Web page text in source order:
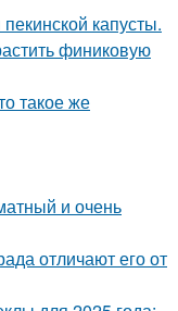
капусты.
финиковую
такое же
и очень
отличают его от